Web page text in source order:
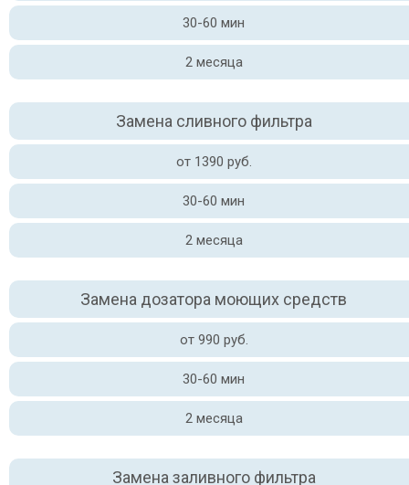
30-60 мин
2 месяца
Замена сливного фильтра
от 1390 руб.
30-60 мин
2 месяца
Замена дозатора моющих средств
от 990 руб.
30-60 мин
2 месяца
Замена заливного фильтра